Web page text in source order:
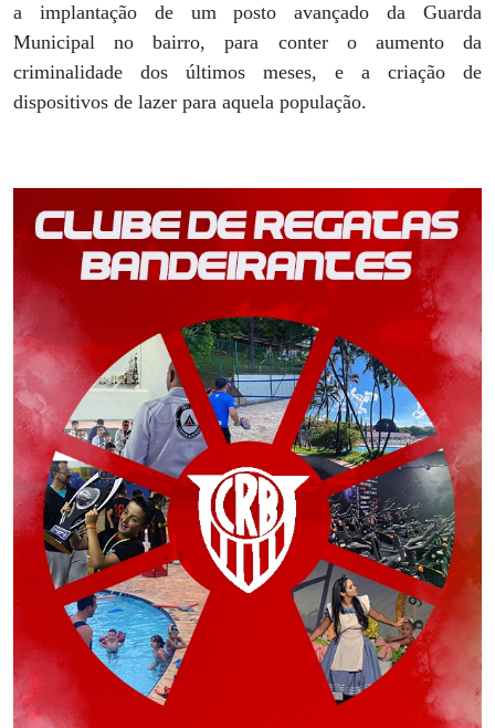
a implantação de um posto avançado da Guarda
Municipal no bairro, para conter o aumento da
criminalidade dos últimos meses, e a criação de
dispositivos de lazer para aquela população.